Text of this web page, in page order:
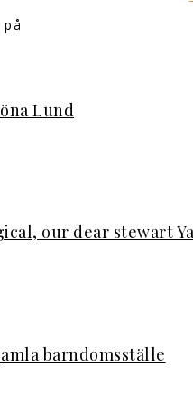
Lund
our dear stewart
barndomsställe